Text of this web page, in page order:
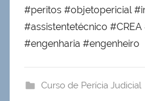
#peritos #objetopericial
#assistentetécnico
#engenharia #engenheiro
Curso de Perícia Judicial